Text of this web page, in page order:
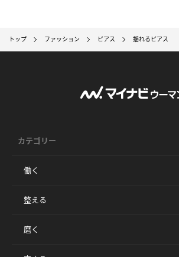
トップ ファッション ピアス 揺れるピアス
カテゴリー
働く
整える
磨く